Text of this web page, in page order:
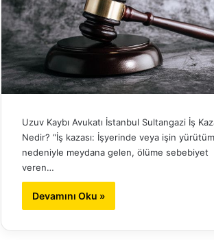
Uzuv Kaybı Avukatı İstanbul Sultangazi İş
Nedir? “İş kazası: İşyerinde veya işin
nedeniyle meydana gelen, ölüme sebebiyet
veren…
Devamını Oku »